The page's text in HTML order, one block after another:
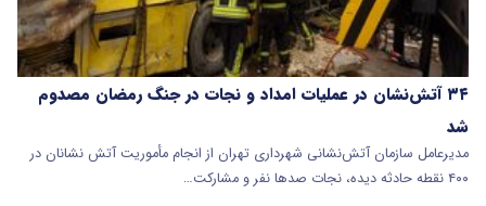
۳۴ آتش‌نشان در عملیات امداد و نجات در جنگ رمضان مصدوم
شد
مدیرعامل سازمان آتش‌نشانی شهرداری تهران از انجام مأموریت آتش نشانان در
۴۰۰ نقطه حادثه‌ دیده، نجات صدها نفر و مشارکت…